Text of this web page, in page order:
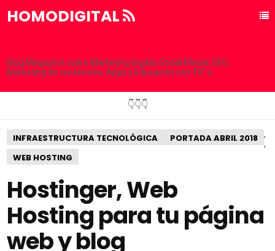
HOMODIGITAL
Blog Magazine sobre Marketing Digital, Social Media, SEO,
Marketing de contenidos, Apps y Educación con TIC´s
👇👇👇
INFRAESTRUCTURA TECNOLÓGICA ,
PORTADA ABRIL 2018 ,
WEB HOSTING
Hostinger, Web
Hosting para tu página
web y blog